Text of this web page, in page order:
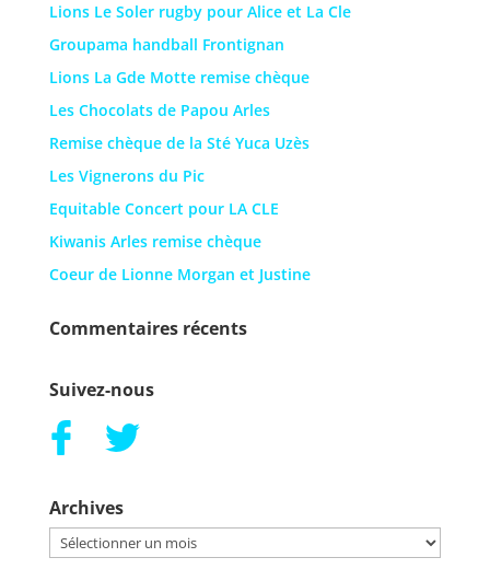
Lions Le Soler rugby pour Alice et La Cle
Groupama handball Frontignan
Lions La Gde Motte remise chèque
Les Chocolats de Papou Arles
Remise chèque de la Sté Yuca Uzès
Les Vignerons du Pic
Equitable Concert pour LA CLE
Kiwanis Arles remise chèque
Coeur de Lionne Morgan et Justine
Commentaires récents
Suivez-nous
Archives
Archives